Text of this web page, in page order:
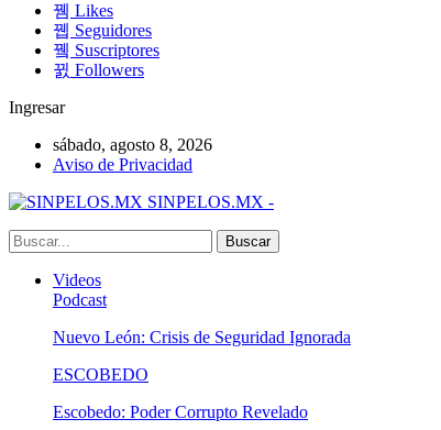
Likes
Seguidores
Suscriptores
Followers
Ingresar
sábado, agosto 8, 2026
Aviso de Privacidad
SINPELOS.MX -
Videos
Podcast
Nuevo León: Crisis de Seguridad Ignorada
ESCOBEDO
Escobedo: Poder Corrupto Revelado